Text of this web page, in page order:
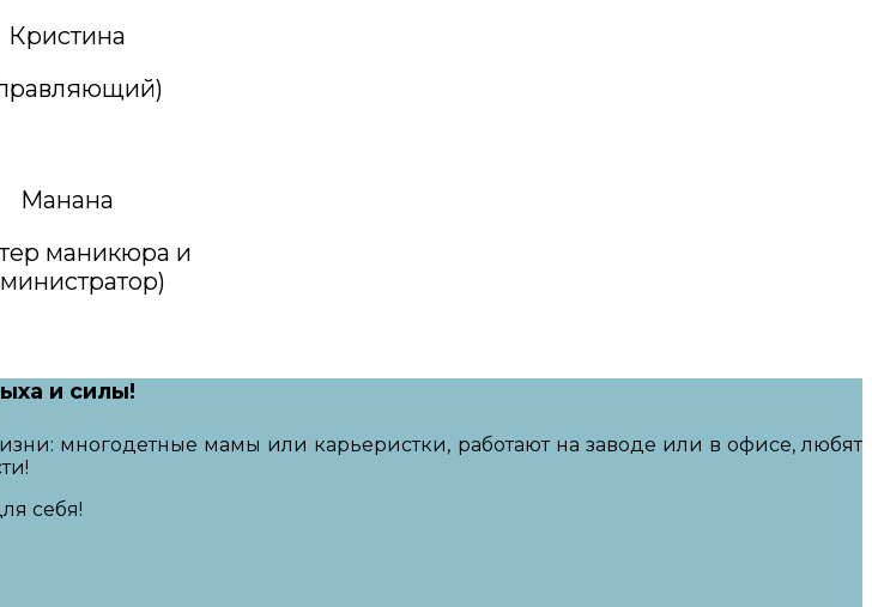
Кристина
Манана
маникюра и
и силы!
многодетные мамы или карьеристки, работают на заводе или в офисе, любят
себя!